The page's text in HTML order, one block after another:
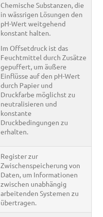
Chemische Substanzen, die
in wässrigen Lösungen den
pH-Wert weitgehend
konstant halten.
Im Offsetdruck ist das
Feuchtmittel durch Zusätze
gepuffert, um äußere
Einflüsse auf den pH-Wert
durch Papier und
Druckfarbe möglichst zu
neutralisieren und
konstante
Druckbedingungen zu
erhalten.
Register zur
Zwischenspeicherung von
Daten, um Informationen
zwischen unabhängig
arbeitenden Systemen zu
übertragen.